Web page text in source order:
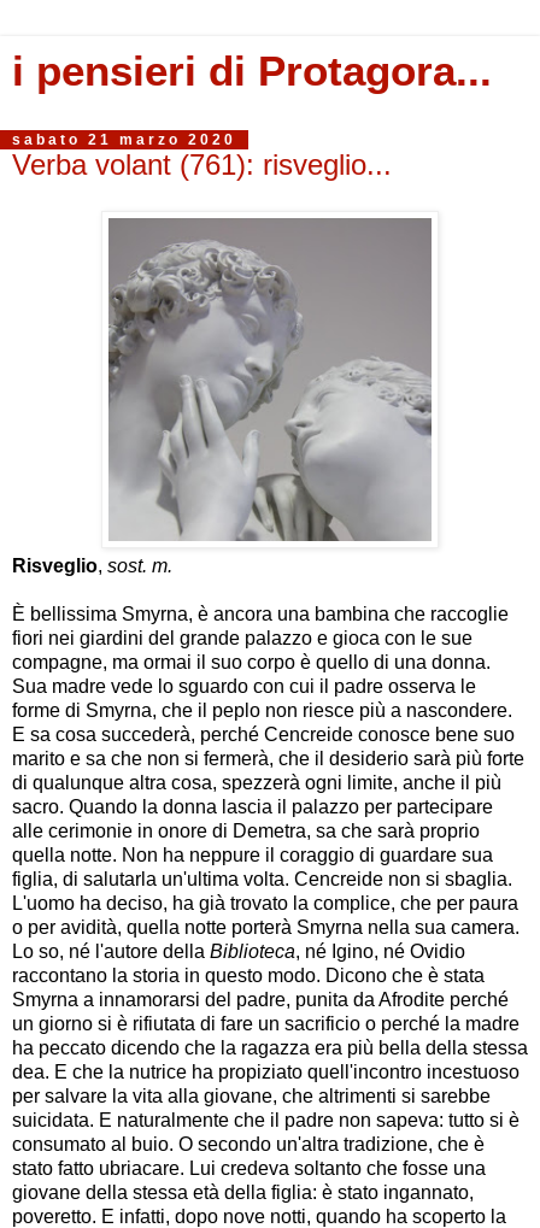
i pensieri di Protagora...
sabato 21 marzo 2020
Verba volant (761): risveglio...
Risveglio, sost. m.
È bellissima Smyrna, è ancora una bambina che raccoglie
fiori nei giardini del grande palazzo e gioca con le sue
compagne, ma ormai il suo corpo è quello di una donna.
Sua madre vede lo sguardo con cui il padre osserva le
forme di Smyrna, che il peplo non riesce più a nascondere.
E sa cosa succederà, perché Cencreide conosce bene suo
marito e sa che non si fermerà, che il desiderio sarà più forte
di qualunque altra cosa, spezzerà ogni limite, anche il più
sacro. Quando la donna lascia il palazzo per partecipare
alle cerimonie in onore di Demetra, sa che sarà proprio
quella notte. Non ha neppure il coraggio di guardare sua
figlia, di salutarla un'ultima volta. Cencreide non si sbaglia.
L'uomo ha deciso, ha già trovato la complice, che per paura
o per avidità, quella notte porterà Smyrna nella sua camera.
Lo so, né l'autore della Biblioteca, né Igino, né Ovidio
raccontano la storia in questo modo. Dicono che è stata
Smyrna a innamorarsi del padre, punita da Afrodite perché
un giorno si è rifiutata di fare un sacrificio o perché la madre
ha peccato dicendo che la ragazza era più bella della stessa
dea. E che la nutrice ha propiziato quell'incontro incestuoso
per salvare la vita alla giovane, che altrimenti si sarebbe
suicidata. E naturalmente che il padre non sapeva: tutto si è
consumato al buio. O secondo un'altra tradizione, che è
stato fatto ubriacare. Lui credeva soltanto che fosse una
giovane della stessa età della figlia: è stato ingannato,
poveretto. E infatti, dopo nove notti, quando ha scoperto la